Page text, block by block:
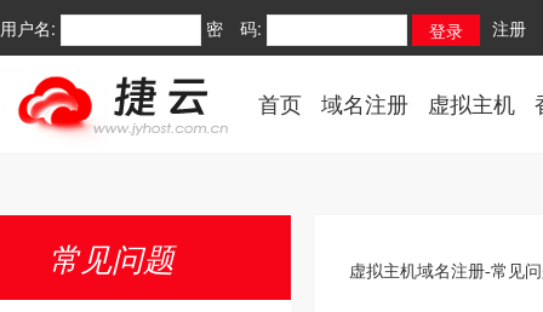
用户名: 密 码: 注册
首页 域名注册 虚拟主机
常见问题 虚拟主机域名注册-常见